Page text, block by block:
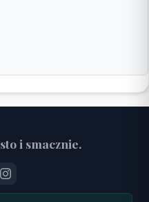
i smacznie.